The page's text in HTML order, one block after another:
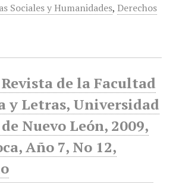
Sociales y Humanidades, Derechos
de la Facultad
y Letras, Universidad
Nuevo León, 2009,
Año 7, No 12,